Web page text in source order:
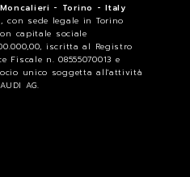
- Torino - Italy
con sede legale in Torino
capitale sociale
iscritta al Registro
Fiscale n. 08555070013 e
unico soggetta all'attività
AG.